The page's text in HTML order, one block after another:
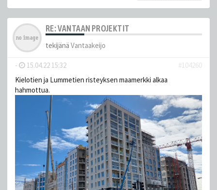
RE: VANTAAN PROJEKTIT
tekijänä Vantaakeijo
- 15.04.22 15:32
#104260
Kielotien ja Lummetien risteyksen maamerkki alkaa
hahmottua.